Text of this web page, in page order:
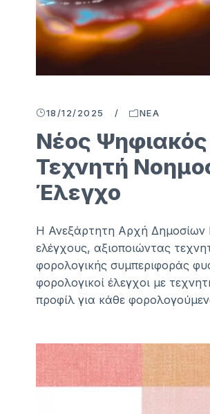
18/12/2025 / ΝΈΑ
Νέος
Τεχνητή
Έλεγχο
Η Ανεξάρτητη Αρχή Δημοσίων
ελέγχους, αξιοποιώντας
φορολογικής συμπεριφοράς
φορολογικοί έλεγχοι με
προφίλ για κάθε